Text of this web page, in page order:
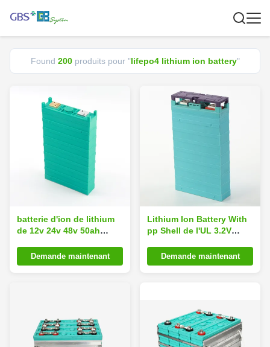
Found 200produits pour "lifepo4 lithium ion battery"
batterie d'ion de lithium
de 12v 24v 48v 50ah
lifepo4
Demande maintenant
Lithium Ion Battery With
pp Shell de l'UL 3.2V
Demande maintenant